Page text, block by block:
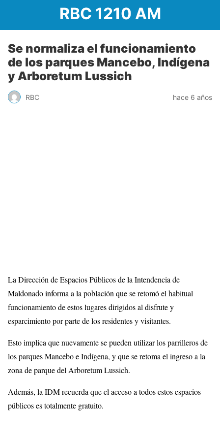
RBC 1210 AM
Se normaliza el funcionamiento
de los parques Mancebo, Indígena
y Arboretum Lussich
RBC hace 6 años
La Dirección de Espacios Públicos de la Intendencia de
Maldonado informa a la población que se retomó el habitual
funcionamiento de estos lugares dirigidos al disfrute y
esparcimiento por parte de los residentes y visitantes.
Esto implica que nuevamente se pueden utilizar los parrilleros de
los parques Mancebo e Indígena, y que se retoma el ingreso a la
zona de parque del Arboretum Lussich.
Además, la IDM recuerda que el acceso a todos estos espacios
públicos es totalmente gratuito.